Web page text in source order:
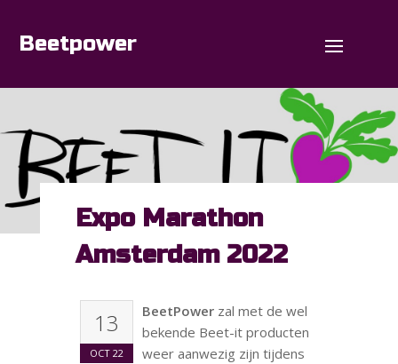
Beetpower
Expo Marathon
Amsterdam 2022
13
OCT 22
BeetPowerzal met de wel
bekende Beet-it producten
weer aanwezig zijn tijdens